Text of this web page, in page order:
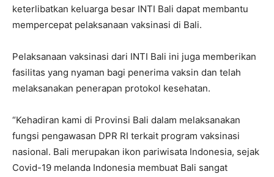
keterlibatkan keluarga besar INTI Bali dapat membantu
mempercepat pelaksanaan vaksinasi di Bali.
Pelaksanaan vaksinasi dari INTI Bali ini juga memberikan
fasilitas yang nyaman bagi penerima vaksin dan telah
melaksanakan penerapan protokol kesehatan.
“Kehadiran kami di Provinsi Bali dalam melaksanakan
fungsi pengawasan DPR RI terkait program vaksinasi
nasional. Bali merupakan ikon pariwisata Indonesia, sejak
Covid-19 melanda Indonesia membuat Bali sangat